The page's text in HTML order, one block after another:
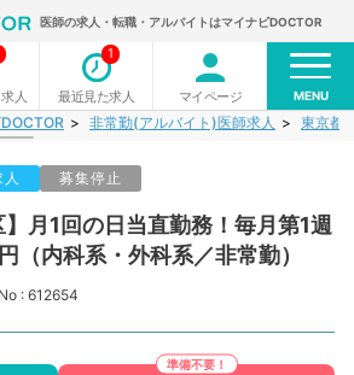
医師の求人・転職・アルバイトはマイナビDOCTOR
人 最近見た求人
1
マイページ MENU
非常勤(アルバイト)医師求人 東京都
募集停止
】月1回の日当直勤務！毎月第1週
（内科系・外科系／非常勤）
: 612654